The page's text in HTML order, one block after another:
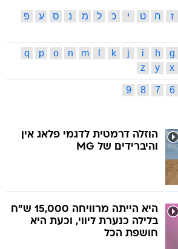
ז ח ט י כ ל מ נ ס ע
פ
g
h
i
j
k
m
n
o
p
q
x
y
z
6
7
8
9
הוזלה דרמטית לדגמי פלאג אין
והיברידים של MG
היא הייתה מרוויחה 15,000 ש"ח
בלילה כנערת ליווי, וכעת היא
חושפת הכל